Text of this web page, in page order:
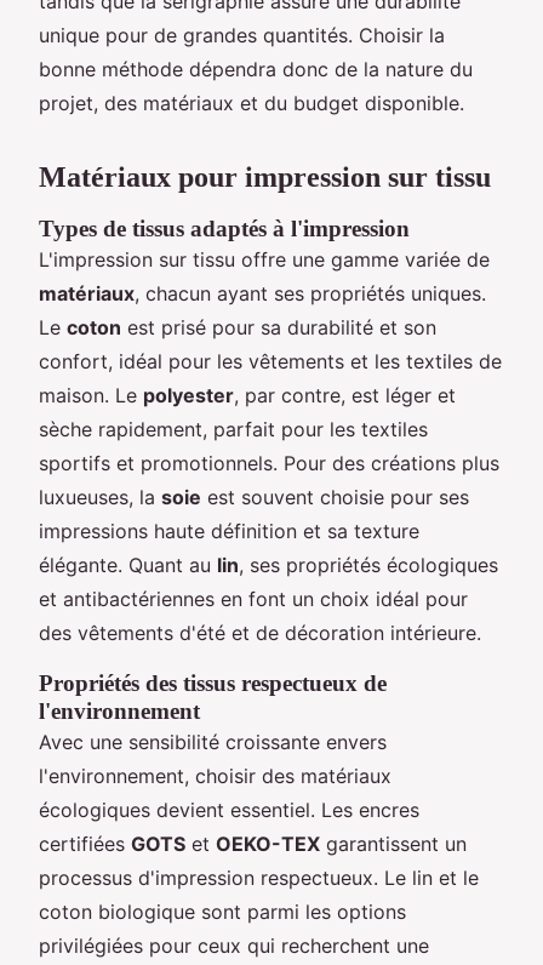
unique pour de grandes quantités. Choisir la
bonne méthode dépendra donc de la nature du
projet, des matériaux et du budget disponible.
Matériaux pour impression sur tissu
Types de tissus adaptés à l'impression
L'impression sur tissu offre une gamme variée de
matériaux, chacun ayant ses propriétés uniques.
Le coton est prisé pour sa durabilité et son
confort, idéal pour les vêtements et les textiles de
maison. Le polyester, par contre, est léger et
sèche rapidement, parfait pour les textiles
sportifs et promotionnels. Pour des créations plus
luxueuses, la soie est souvent choisie pour ses
impressions haute définition et sa texture
élégante. Quant au lin, ses propriétés écologiques
et antibactériennes en font un choix idéal pour
des vêtements d'été et de décoration intérieure.
Propriétés des tissus respectueux de
l'environnement
Avec une sensibilité croissante envers
l'environnement, choisir des matériaux
écologiques devient essentiel. Les encres
certifiées GOTS et OEKO-TEX garantissent un
processus d'impression respectueux. Le lin et le
coton biologique sont parmi les options
privilégiées pour ceux qui recherchent une